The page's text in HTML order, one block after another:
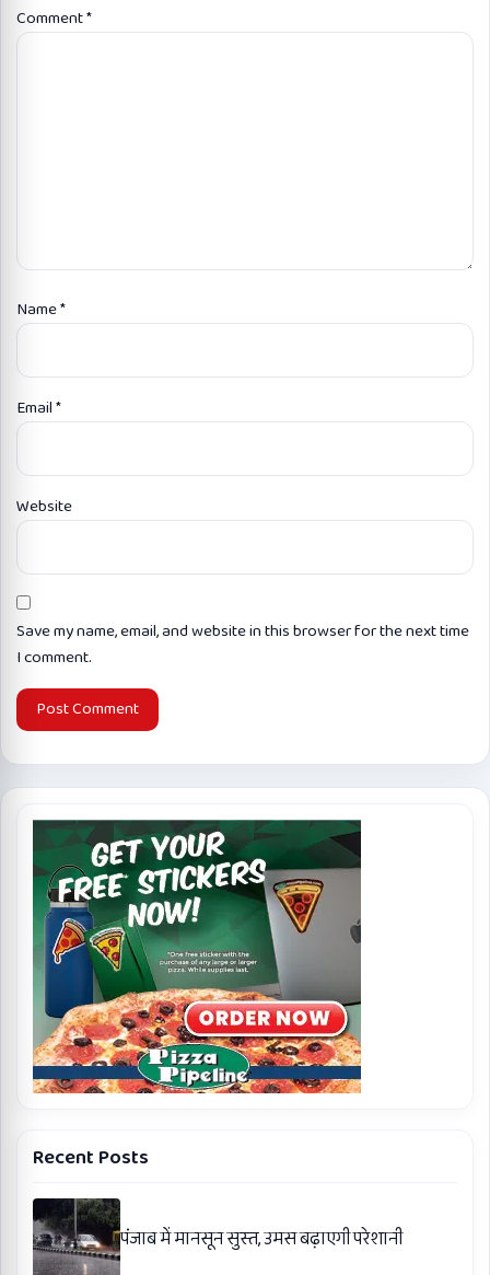
Comment*
Name*
Email*
Website
Save my name, email, and website in this browser for the next time
I comment.
Recent Posts
पंजाब में मानसून सुस्त, उमस बढ़ाएगी परेशानी